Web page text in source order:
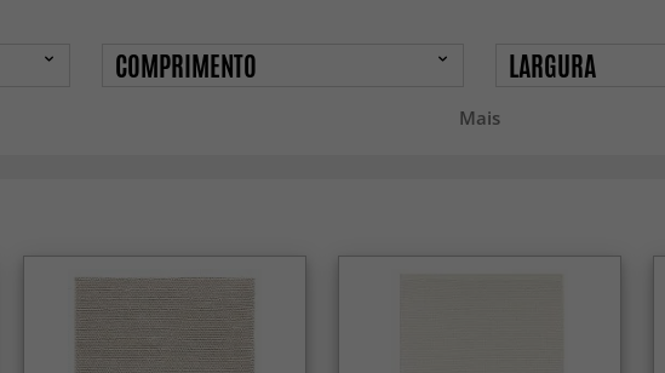
Mais
COMPRIMENTO LARGURA